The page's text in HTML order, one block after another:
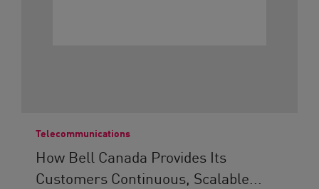
Telecommunications
How Bell Canada Provides Its
Customers Continuous, Scalable...